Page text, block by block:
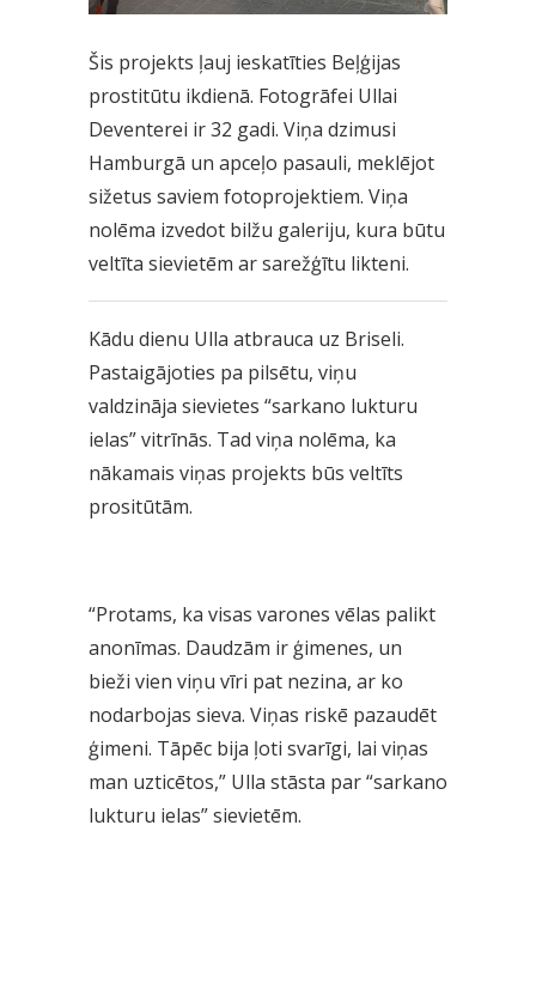
Šis projekts ļauj ieskatīties Beļģijas
prostitūtu ikdienā. Fotogrāfei Ullai
Deventerei ir 32 gadi. Viņa dzimusi
Hamburgā un apceļo pasauli, meklējot
sižetus saviem fotoprojektiem. Viņa
nolēma izvedot bilžu galeriju, kura būtu
veltīta sievietēm ar sarežģītu likteni.
Kādu dienu Ulla atbrauca uz Briseli.
Pastaigājoties pa pilsētu, viņu
valdzināja sievietes “sarkano lukturu
ielas” vitrīnās. Tad viņa nolēma, ka
nākamais viņas projekts būs veltīts
prositūtām.
“Protams, ka visas varones vēlas palikt
anonīmas. Daudzām ir ģimenes, un
bieži vien viņu vīri pat nezina, ar ko
nodarbojas sieva. Viņas riskē pazaudēt
ģimeni. Tāpēc bija ļoti svarīgi, lai viņas
man uzticētos,” Ulla stāsta par “sarkano
lukturu ielas” sievietēm.